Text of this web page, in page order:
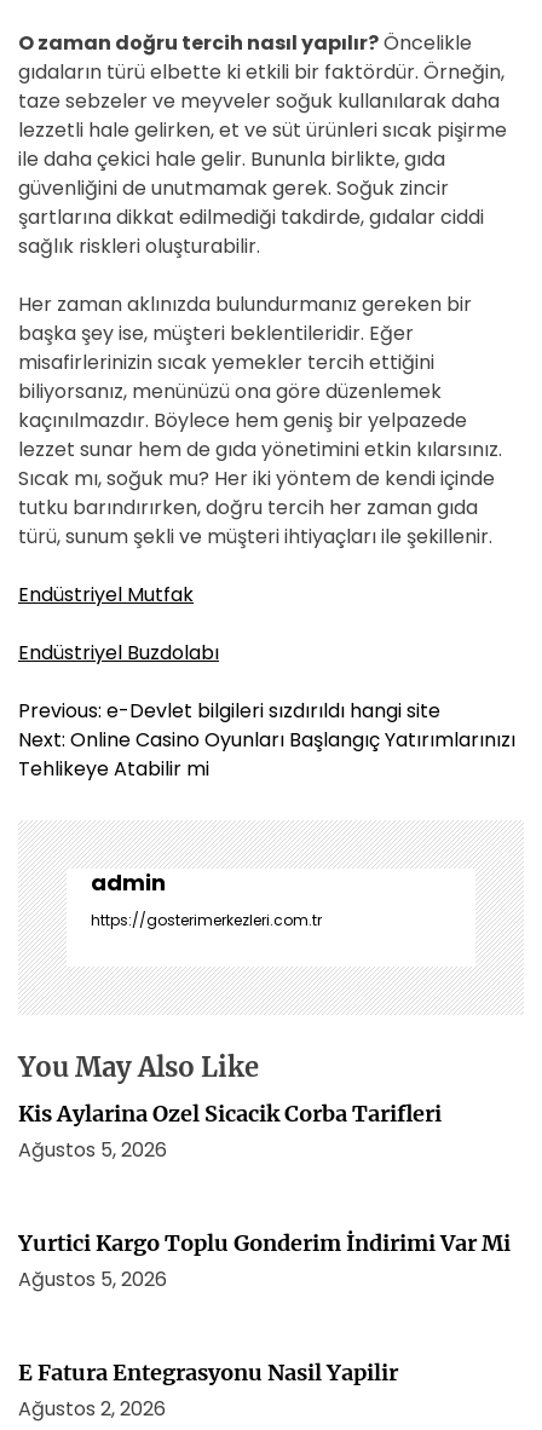
O zaman doğru tercih nasıl yapılır?Öncelikle
gıdaların türü elbette ki etkili bir faktördür. Örneğin,
taze sebzeler ve meyveler soğuk kullanılarak daha
lezzetli hale gelirken, et ve süt ürünleri sıcak pişirme
ile daha çekici hale gelir. Bununla birlikte, gıda
güvenliğini de unutmamak gerek. Soğuk zincir
şartlarına dikkat edilmediği takdirde, gıdalar ciddi
sağlık riskleri oluşturabilir.
Her zaman aklınızda bulundurmanız gereken bir
başka şey ise, müşteri beklentileridir. Eğer
misafirlerinizin sıcak yemekler tercih ettiğini
biliyorsanız, menünüzü ona göre düzenlemek
kaçınılmazdır. Böylece hem geniş bir yelpazede
lezzet sunar hem de gıda yönetimini etkin kılarsınız.
Sıcak mı, soğuk mu? Her iki yöntem de kendi içinde
tutku barındırırken, doğru tercih her zaman gıda
türü, sunum şekli ve müşteri ihtiyaçları ile şekillenir.
Endüstriyel Mutfak
Endüstriyel Buzdolabı
Y
a
z
g
e
z
i
n
m
e
i
Previous: e-Devlet bilgileri sızdırıldı hangi site
Next: Online Casino Oyunları Başlangıç Yatırımlarınızı
Tehlikeye Atabilir mi
admin
https://gosterimerkezleri.com.tr
You May Also Like
Kis Aylarina Ozel Sicacik Corba Tarifleri
Ağustos 5, 2026
Yurtici Kargo Toplu Gonderim İndirimi Var Mi
Ağustos 5, 2026
E Fatura Entegrasyonu Nasil Yapilir
Ağustos 2, 2026